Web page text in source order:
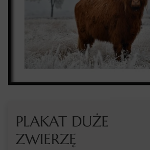
PLAKAT DUŻE
ZWIERZĘ